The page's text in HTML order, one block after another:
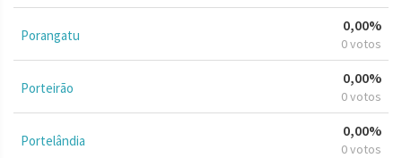
Porangatu
0,00%
0 votos
Porteirão
0,00%
0 votos
Portelândia
0,00%
0 votos